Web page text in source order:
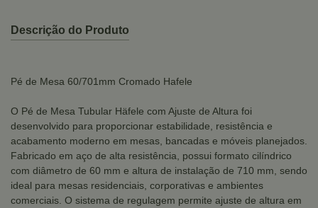
Descrição do Produto
Pé de Mesa 60/701mm Cromado Hafele
O Pé de Mesa Tubular Häfele com Ajuste de Altura foi
desenvolvido para proporcionar estabilidade, resistência e
acabamento moderno em mesas, bancadas e móveis planejados.
Fabricado em aço de alta resistência, possui formato cilíndrico
com diâmetro de 60 mm e altura de instalação de 710 mm, sendo
ideal para mesas residenciais, corporativas e ambientes
comerciais. O sistema de regulagem permite ajuste de altura em